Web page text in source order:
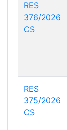
RES
376/2026
CS
RES
375/2026
CS